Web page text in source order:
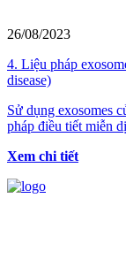
26/08/2023
4. Liệu pháp
disease)
Sử dụng exosomes
pháp điều tiết miễn
Xem chi tiết